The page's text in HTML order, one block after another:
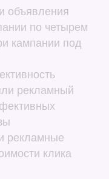
объявления
по четырем
кампании под
рекламный
рекламные
клика